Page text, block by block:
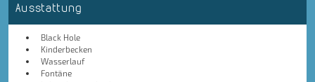
Ausstattung
Black Hole
Kinderbecken
Wasserlauf
Fontäne